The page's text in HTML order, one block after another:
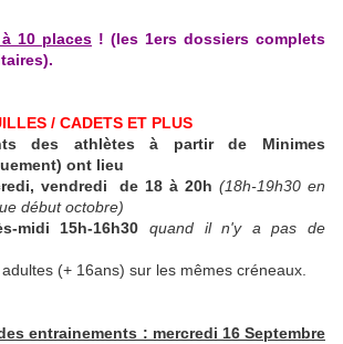
10 places ! (les 1ers dossiers complets
/ CADETS ET PLUS
des athlètes à partir de Minimes
ont lieu
vendredi de 18 à 20h(18h-19h30 en
début octobre)
midi 15h-16h30 quand il n'y a pas de
(+ 16ans) sur les mêmes créneaux.
entrainements : mercredi 16 Septembre